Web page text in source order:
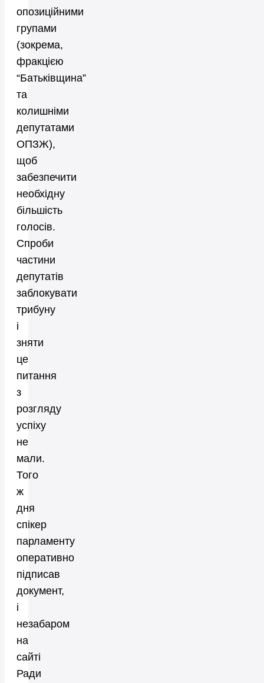
опозиційними
групами
(зокрема,
фракцією
“Батьківщина”
та
колишніми
депутатами
ОПЗЖ),
щоб
забезпечити
необхідну
більшість
голосів.
Спроби
частини
депутатів
заблокувати
трибуну
і
зняти
це
питання
з
розгляду
успіху
не
мали.
Того
ж
дня
спікер
парламенту
оперативно
підписав
документ,
і
незабаром
на
сайті
Ради